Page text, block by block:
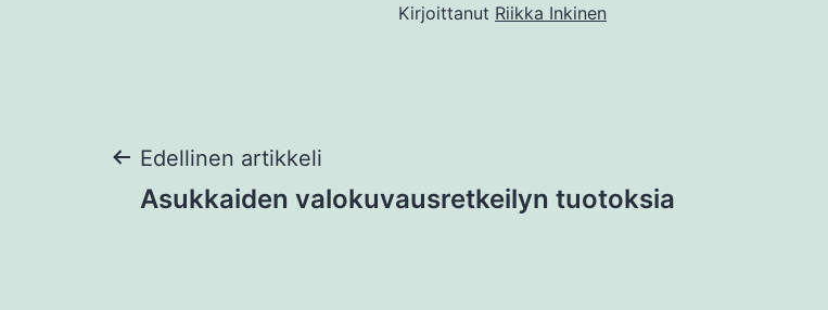
Kirjoittanut Riikka Inkinen
Artikkelien
Edellinen artikkeli
Asukkaiden valokuvausretkeilyn tuotoksia